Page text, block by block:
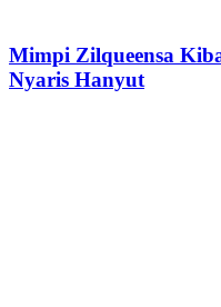
Mimpi Zilqueensa
Nyaris Hanyut